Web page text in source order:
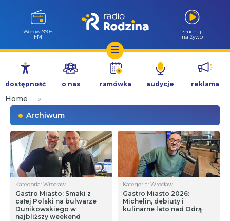
Przejdź
treści
Wołów 99.6
FM
słuchaj
na żywo
dostępność o nas ramówka audycje reklama
Home
»
Archiwum
Kategoria: Wrocław
Gastro Miasto: Smaki z
całej Polski na bulwarze
Dunikowskiego w
najbliższy weekend
Kategoria: Wrocław
Gastro Miasto 2026:
Michelin, debiuty i
kulinarne lato nad Odrą